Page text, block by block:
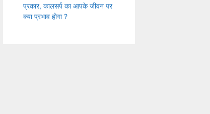
प्रकार, कालसर्प का आपके जीवन पर
क्या प्रभाव होगा ?